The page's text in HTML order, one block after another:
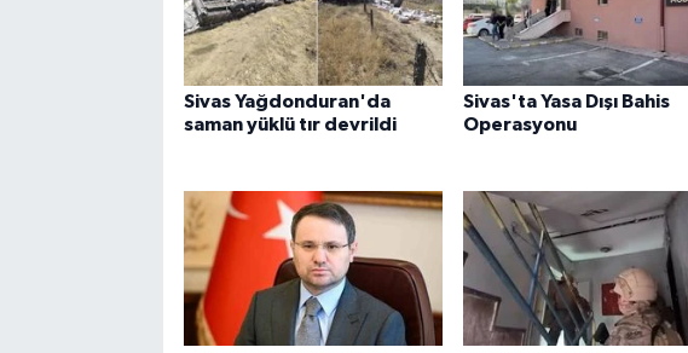
Sivas Yağdonduran'da
saman yüklü tır devrildi
Sivas'ta Yasa Dışı Bahis
Operasyonu